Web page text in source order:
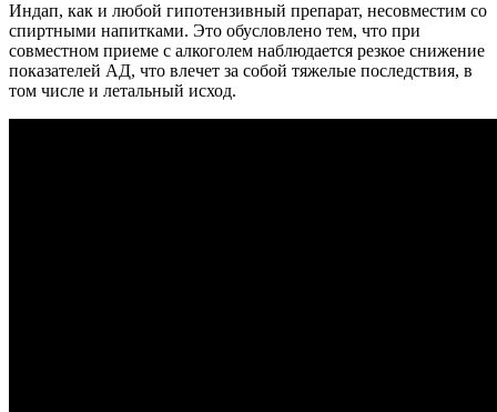
Индап, как и любой гипотензивный препарат, несовместим со
спиртными напитками. Это обусловлено тем, что при
совместном приеме с алкоголем наблюдается резкое снижение
показателей АД, что влечет за собой тяжелые последствия, в
том числе и летальный исход.